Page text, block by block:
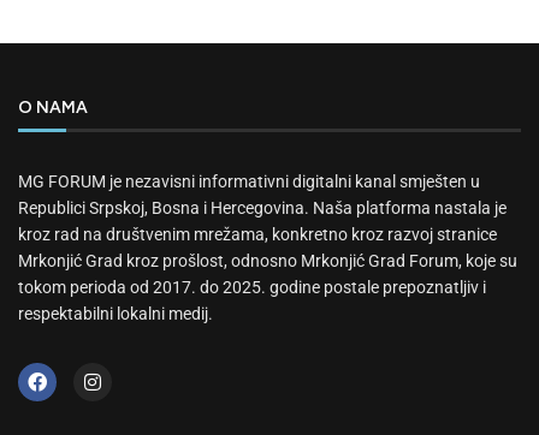
O NAMA
MG FORUM je nezavisni informativni digitalni kanal smješten u
Republici Srpskoj, Bosna i Hercegovina. Naša platforma nastala je
kroz rad na društvenim mrežama, konkretno kroz razvoj stranice
Mrkonjić Grad kroz prošlost, odnosno Mrkonjić Grad Forum, koje su
tokom perioda od 2017. do 2025. godine postale prepoznatljiv i
respektabilni lokalni medij.